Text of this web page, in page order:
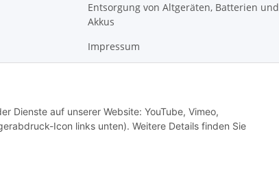
Dienste auf unserer Website: YouTube, Vimeo,
Icon links unten). Weitere Details finden Sie
Entsorgung von Altgeräten, Batterien und
Akkus
Impressum